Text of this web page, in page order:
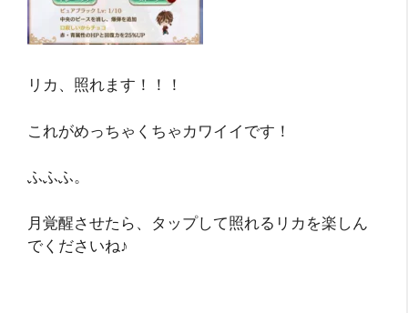
リカ、照れます！！！
これがめっちゃくちゃカワイイです！
ふふふ。
月覚醒させたら、タップして照れるリカを楽しん
でくださいね♪